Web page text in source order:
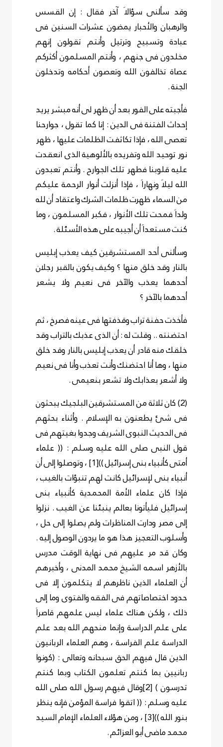
وقد سألنى سؤالاَ آخر فقال : إن القسس
والرهبان والأحبار يمضون عشرات السنين فى
عبادة وتسبيح وترتيل وأنتم تقولون إنهم
مخلدون فى جنهم ، وأنتم المسلمون أكثركم
عصاة تخالفون الله وتعصون أحكامه وتدخلون
الجنة .
فأجبته على الفور بعد أن ظهر لى أنه مبشر يريد
إحداث الفتنة فى الدين : إنا كما تقول ، جوارحنا
تعصى الله ، فإذا تكاثفت الظلمات عليها ، ظهر
نور توحيد الله وتفريده بالألوهية الذى انعقدت
عليه قلوبنا فطهر تلك الجوارح . وأنتم تعبدون
الله ليلاَ ونهاراَ ، فإذا أنزلت أنوار الرحمة عليكم
من السماء ظهرت ظلمات الشرك واعتقاد أن لله
ولداَ فمحت تلك الأنوار ، فكبر المسلمون ، وما
كنت مستعداَ أن أجيبه على هذه الأسئلة .
وسألنى أحد المستشرقين كيف يعذب إبليس
بالنار وقد خلق منها ؟ وكيف يكون بالقبر رجلان
أحدهما يعذب والآخر فى نعيم ولا يشعر
أحدهما بالآخر ؟
فأخذت حفنة تراب وقذفتها فى عينه فصرخ ، ثم
احتضنته .. وقلت له : أن الذى عذبك بالتراب وقد
خلقك منه قادر أن يعذب إبليس بالنار وقد خلق
منها ، وها أنا احتضنك وأنت تعذب وأنا فى نعيم
ولا أشعر بعذابك ولا تشعر بنعيمى .
(2) كان ثلاثة من المستشرقين البلجيك يبحثون
فى شئ يطعنون به الإسلام . وأثناء بحثهم
فى الحديث النبوى الشريف وجدوا بغيتهم فى
قول النبى صلى الله عليه وسلم : (( علماء
أمتى كأنبياء بنى إسرائيل ))[1]
، وتوصلوا إلى أن
أنبياء بنى لإسرائيل كانت لهم تنبؤات بالغيب ،
فإذا كان علماء الأمة المحمدية كأنبياء بنى
إسرائيل فليأتونا بعالم ينبئنا عن الغيب . نزلوا
إلى مصر ودارت المناظرات ولم يصلوا إلى حل ،
وأسلوب التعجيز هذا هو ما يردون الوصول إليه .
وكان قد مر عليهم فى نهاية الوقت مدرس
بالأزهر اسمه الشيخ محمد المدنى ، وأخبرهم
أن العلماء الذين ناظرهم لا يتكلمون إلا فى
حدود اختصاصاتهم فى الفقه والفتوى وما إلى
ذلك ، ولكن هناك علماء ليس علمهم قاصراَ
على علم الدراسة وإنما منحهم الله بعد علم
الدراسة علم الفراسة ، وهم العلماء الربانيون
الذين قال فيهم الحق سبحانه وتعالى : (كونوا
ربانيين بما كنتم تعلمون الكتاب وبما كنتم
تدرسون ) [2] وقال فيهم رسول الله صلى الله
عليه وسلم : (( اتقوا فراسة المؤمن فإنه ينظر
بنور الله ))[3]
، ومن هؤلاء العلماء الإمام السيد
محمد ماضى أبو العزائم .